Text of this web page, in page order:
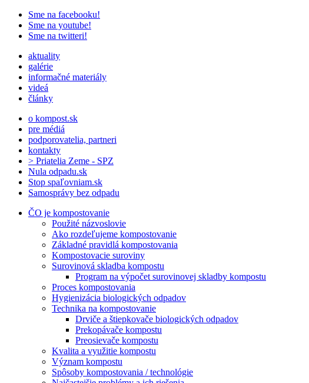
Sme na facebooku!
Sme na youtube!
Sme na twitteri!
aktuality
galérie
informačné materiály
videá
články
o kompost.sk
pre médiá
podporovatelia, partneri
kontakty
> Priatelia Zeme - SPZ
Nula odpadu.sk
Stop spaľovniam.sk
Samosprávy bez odpadu
ČO je kompostovanie
Použité názvoslovie
Ako rozdeľujeme kompostovanie
Základné pravidlá kompostovania
Kompostovacie suroviny
Surovinová skladba kompostu
Program na výpočet surovinovej skladby kompostu
Proces kompostovania
Hygienizácia biologických odpadov
Technika na kompostovanie
Drviče a štiepkovače biologických odpadov
Prekopávače kompostu
Preosievače kompostu
Kvalita a využitie kompostu
Význam kompostu
Spôsoby kompostovania / technológie